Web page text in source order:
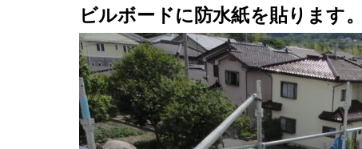
ビルボードに防水紙を貼ります。